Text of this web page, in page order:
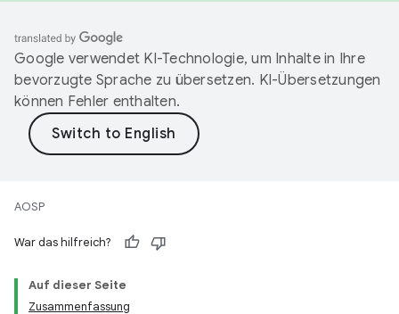
Google verwendet KI-Technologie, um Inhalte in Ihre
bevorzugte Sprache zu übersetzen. KI-Übersetzungen
können Fehler enthalten.
AOSP
War das hilfreich?
Auf dieser Seite
Zusammenfassung